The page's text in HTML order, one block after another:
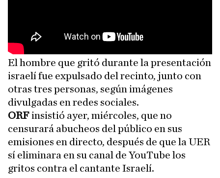
El hombre que gritó durante la presentación
israelí fue expulsado del recinto, junto con
otras tres personas, según imágenes
divulgadas en redes sociales.
ORFinsistió ayer, miércoles, que no
censurará abucheos del público en sus
emisiones en directo, después de que la UER
sí eliminara en su canal de YouTube los
gritos contra el cantante Israelí.